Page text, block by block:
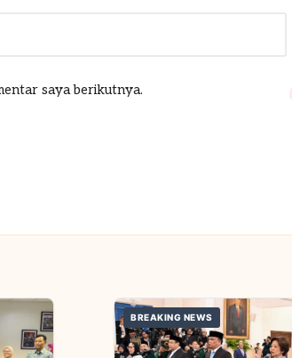
saya berikutnya.
BREAKING NEWS